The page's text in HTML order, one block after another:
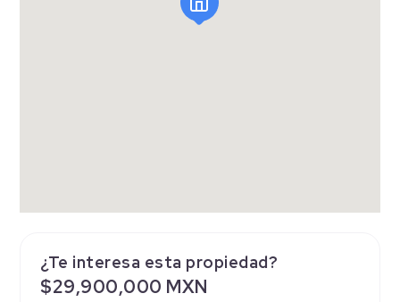
¿Te interesa esta propiedad?
$29,900,000 MXN